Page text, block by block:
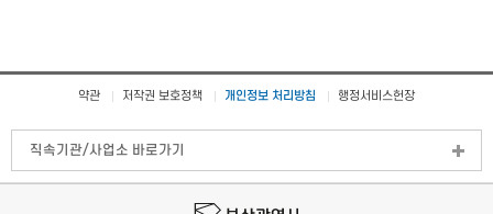
약관 저작권 보호정책 개인정보 처리방침 행정서비스헌장
직속기관/사업소 바로가기